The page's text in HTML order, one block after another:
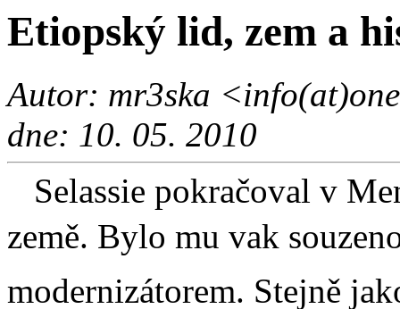
Etiopský lid, zem a
Autor: mr3ska
dne: 10. 05. 2010
Selassie pokračoval v
země. Bylo mu vak
modernizátorem. Stejně